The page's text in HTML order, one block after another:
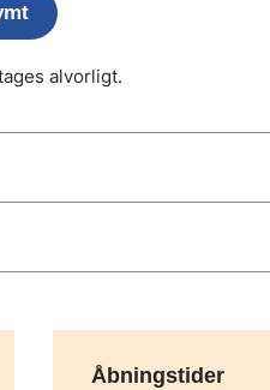
alvorligt.
Åbningstider